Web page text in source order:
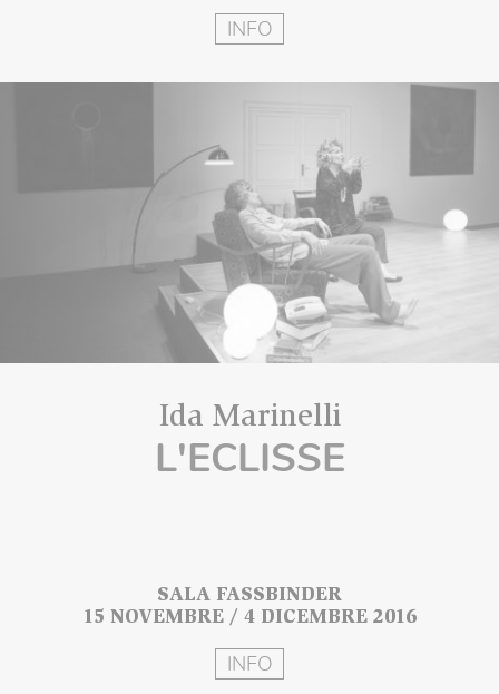
INFO
Ida Marinelli
L'ECLISSE
SALA FASSBINDER
15 NOVEMBRE / 4 DICEMBRE 2016
INFO